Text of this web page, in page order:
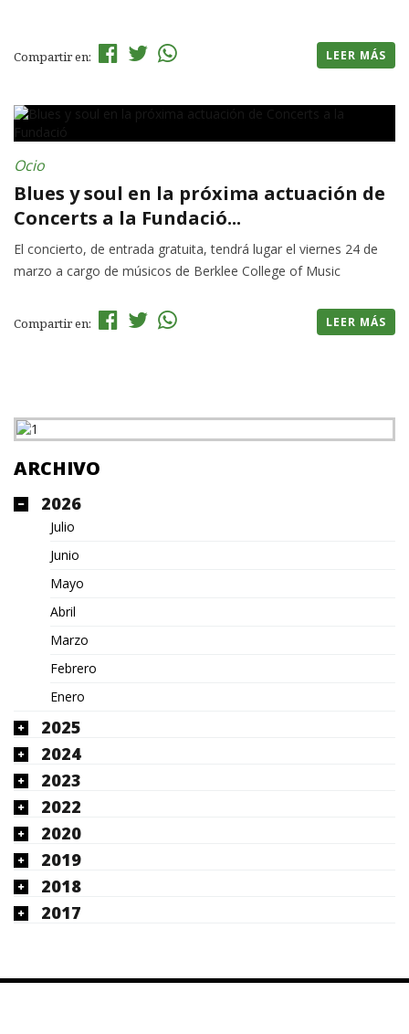
Compartir en: LEER MÁS
Ocio
Blues y soul en la próxima actuación de
Concerts a la Fundació...
El concierto, de entrada gratuita, tendrá lugar el viernes 24 de
marzo a cargo de músicos de Berklee College of Music
Compartir en: LEER MÁS
ARCHIVO
2026
Julio
Junio
Mayo
Abril
Marzo
Febrero
Enero
2025
2024
2023
2022
2020
2019
2018
2017